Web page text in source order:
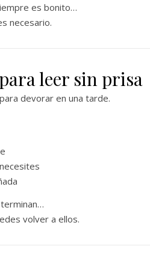
es bonito…
necesario.
leer sin prisa
devorar en una tarde.
volver a ellos.